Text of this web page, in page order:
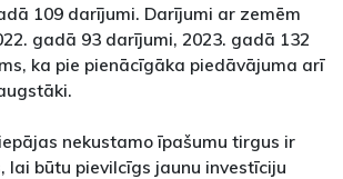
109 darījumi. Darījumi ar zemēm
gadā 93 darījumi, 2023. gadā 132
ka pie pienācīgāka piedāvājuma arī
nekustamo īpašumu tirgus ir
lai būtu pievilcīgs jaunu investīciju